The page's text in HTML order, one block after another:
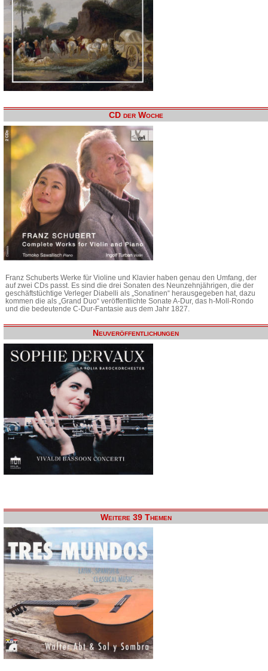
CD der Woche
Franz Schuberts Werke für Violine und Klavier haben genau den Umfang, der
auf zwei CDs passt. Es sind die drei Sonaten des Neunzehnjährigen, die der
geschäftstüchtige Verleger Diabelli als „Sonatinen“ herausgegeben hat, dazu
kommen die als „Grand Duo“ veröffentlichte Sonate A-Dur, das h-Moll-Rondo
und die bedeutende C-Dur-Fantasie aus dem Jahr 1827.
Neuveröffentlichungen
Weitere 39 Themen